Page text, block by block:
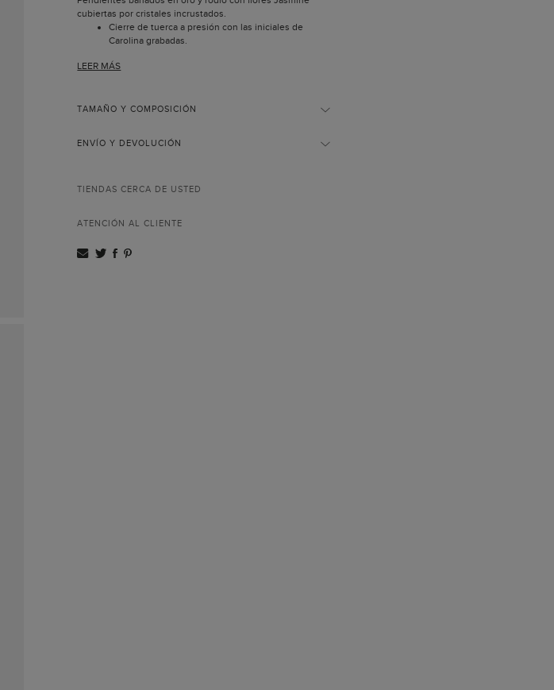
cubiertas por cristales incrustados.
Cierre de tuerca a presión con las iniciales de
Carolina grabadas.
LEER MÁS
TAMAÑO Y COMPOSICIÓN
ENVÍO Y DEVOLUCIÓN
TIENDAS CERCA DE USTED
ATENCIÓN AL CLIENTE